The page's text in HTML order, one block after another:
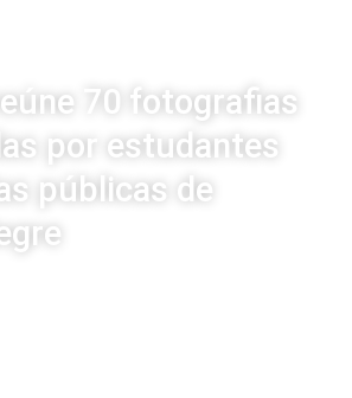
70 fotografias
por estudantes
públicas de